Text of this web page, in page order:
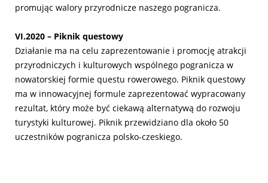
promując walory przyrodnicze naszego pogranicza.
VI.2020 – Piknik questowy
Działanie ma na celu zaprezentowanie i promocję atrakcji
przyrodniczych i kulturowych wspólnego pogranicza w
nowatorskiej formie questu rowerowego. Piknik questowy
ma w innowacyjnej formule zaprezentować wypracowany
rezultat, który może być ciekawą alternatywą do rozwoju
turystyki kulturowej. Piknik przewidziano dla około 50
uczestników pogranicza polsko-czeskiego.